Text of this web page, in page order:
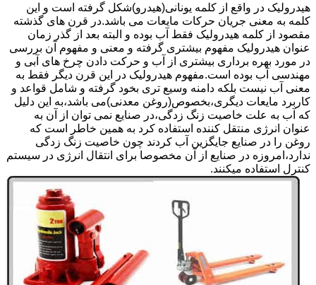
هیدرولیک در واقع از کلمه یونانی(هیدرو)شکل گرفته است و این
کلمه به معنی جریان حرکات مایعات می باشد.در قرن های گذشته
مقصود از کلمه هیدرولیک فقط آب بوده و البته بعد از گذر زمان
عنوان هیدرولیک مفهوم بیشتری گرفته و معنی و مفهوم آن بررسی
در مورد بهره برداری بیشتری از آب و حرکت دادن چرخ های آبی و
مهندسی آب بوده است.مفهوم هیدرولیک در این قرن دیگر فقط به
معنی آب نیست بلکه دامنه وسیع تری بخود گرفته و شامل قواعد و
کاربرد مایعات دیگری،بخصوص(روغن معدنی)می باشد،به این دلیل
که آب به علت خاصیت زنگ زدگی،در صنایع نمی توان از آن به
عنوان انرژی منتقل کننده استفاده کرد به همین خاطر است که
روغن را در صنایع جایگزین آب کردند چون خاصیت زنگ زدگی
ندارد،امروزه در صنایع از آن مخصوصا برای انتقال انرژی در سیستم
کنترل استفاده میکنند.